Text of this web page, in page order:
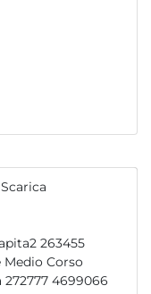
Scarica
263455
Medio Corso
272777 4699066